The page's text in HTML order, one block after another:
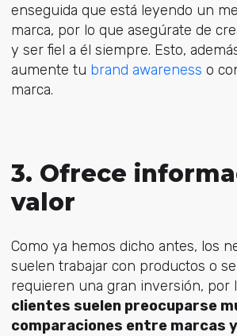
enseguida que está leyendo un
marca, por lo que asegúrate de
y ser fiel a él siempre. Esto,
aumente tu brand awareness o
marca.
3. Ofrece
valor
Como ya hemos dicho antes, los
suelen trabajar con productos o
requieren una gran inversión, por
clientes suelen preocuparse
comparaciones entre marcas